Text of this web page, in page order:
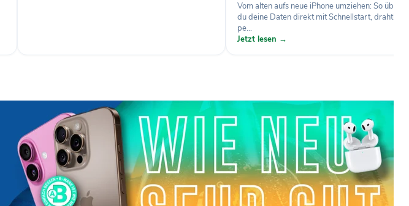
Vom alten aufs neue iPhone umziehen: So
du deine Daten direkt mit Schnellstart, drahtlos
pe...
Jetzt lesen →